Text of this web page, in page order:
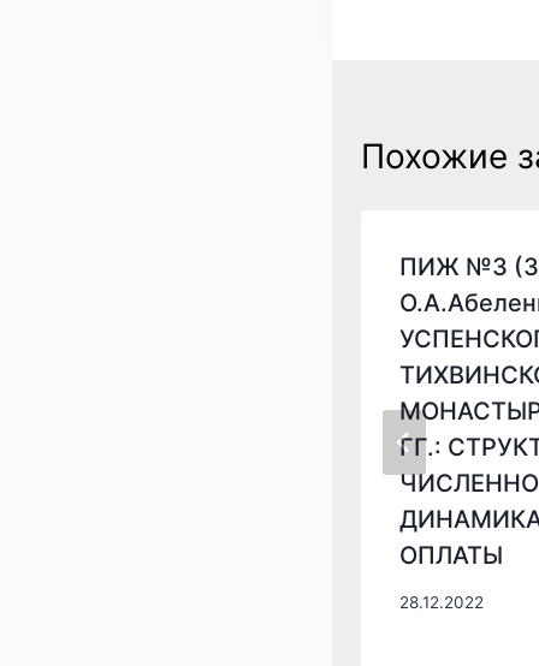
Похожие
ПИЖ №3
ГГ.:
ОПЛАТЫ
28.12.2022